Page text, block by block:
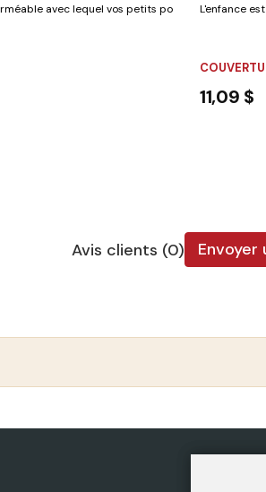
avec lequel vos petits pourront jouer tout
L'enfance
11,09 $
Avis clients (0) Envoyer